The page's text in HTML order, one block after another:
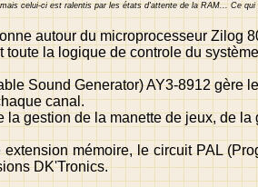
celui-ci est ralentis par les états d'attente de la RAM... Ce
autour du microprocesseur Zilog
toute la logique de controle du
Sound Generator) AY3-8912
canal.
la gestion de la manette de jeux, de
mémoire, le circuit PAL
DK'Tronics.